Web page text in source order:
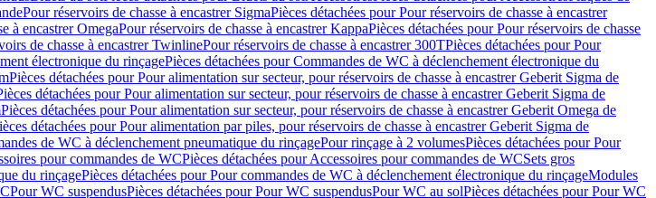
Pour réservoirs de chasse à encastrer SigmaPièces détachées pour Pour réservoirs de chasse à encastrer
à encastrer OmegaPour réservoirs de chasse à encastrer KappaPièces détachées pour Pour réservoirs de chasse
de chasse à encastrer TwinlinePour réservoirs de chasse à encastrer 300TPièces détachées pour Pour
électronique du rinçagePièces détachées pour Commandes de WC à déclenchement électronique du
Pièces détachées pour Pour alimentation sur secteur, pour réservoirs de chasse à encastrer Geberit Sigma de
détachées pour Pour alimentation sur secteur, pour réservoirs de chasse à encastrer Geberit Sigma de
Pièces détachées pour Pour alimentation sur secteur, pour réservoirs de chasse à encastrer Geberit Omega de
détachées pour Pour alimentation par piles, pour réservoirs de chasse à encastrer Geberit Sigma de
de WC à déclenchement pneumatique du rinçagePour rinçage à 2 volumesPièces détachées pour Pour
pour commandes de WCPièces détachées pour Accessoires pour commandes de WCSets gros
du rinçagePièces détachées pour Pour commandes de WC à déclenchement électronique du rinçageModules
Pour WC suspendusPièces détachées pour Pour WC suspendusPour WC au solPièces détachées pour Pour WC